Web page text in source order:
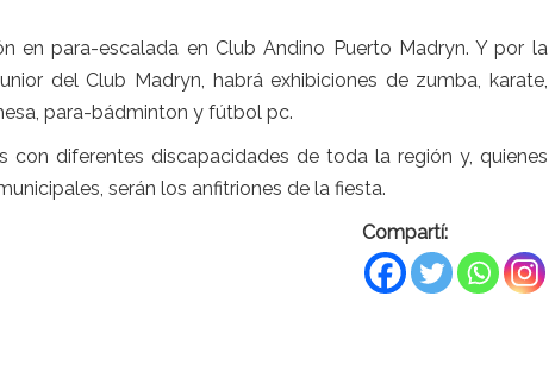
en para-escalada en Club Andino Puerto Madryn. Y por la
del Club Madryn, habrá exhibiciones de zumba, karate,
para-bádminton y fútbol pc.
con diferentes discapacidades de toda la región y, quienes
serán los anfitriones de la fiesta.
Compartí: